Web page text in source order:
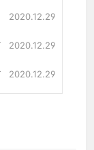
2020.12.29
2020.12.29
2020.12.29